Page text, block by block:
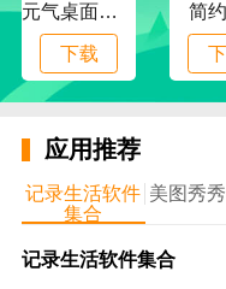
抢先阅读极速版应用的
1、小说分类，所有的
类，而且你可以很容
元气桌面下载
下载
简
应用推荐
记录生活软件
集合
美图秀
记录生活软件集合